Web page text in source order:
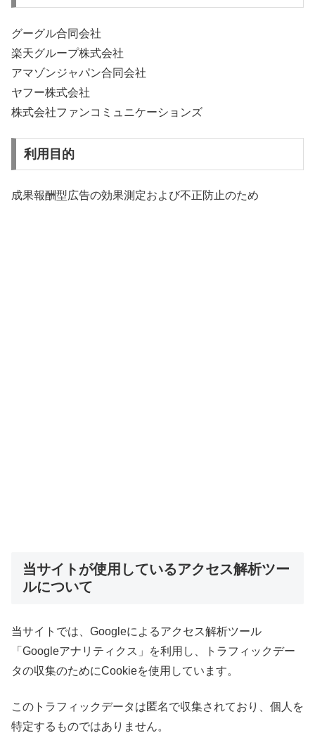
グーグル合同会社
楽天グループ株式会社
アマゾンジャパン合同会社
ヤフー株式会社
株式会社ファンコミュニケーションズ
利用目的
成果報酬型広告の効果測定および不正防止のため
当サイトが使用しているアクセス解析ツー
ルについて
当サイトでは、Googleによるアクセス解析ツール
「Googleアナリティクス」を利用し、トラフィックデー
タの収集のためにCookieを使用しています。
このトラフィックデータは匿名で収集されており、個人を
特定するものではありません。